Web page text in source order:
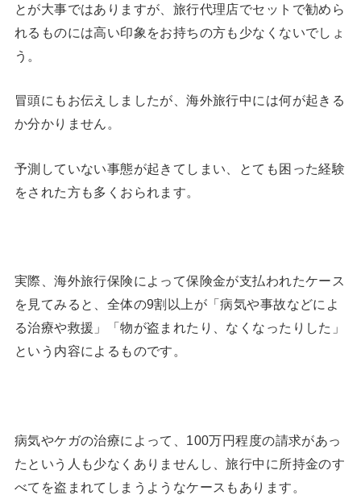
とが大事ではありますが、旅行代理店でセットで勧めら
れるものには高い印象をお持ちの方も少なくないでしょ
う。
冒頭にもお伝えしましたが、海外旅行中には何が起きる
か分かりません。
予測していない事態が起きてしまい、とても困った経験
をされた方も多くおられます。
実際、海外旅行保険によって保険金が支払われたケース
を見てみると、全体の9割以上が「病気や事故などによ
る治療や救援」「物が盗まれたり、なくなったりした」
という内容によるものです。
病気やケガの治療によって、100万円程度の請求があっ
たという人も少なくありませんし、旅行中に所持金のす
べてを盗まれてしまうようなケースもあります。